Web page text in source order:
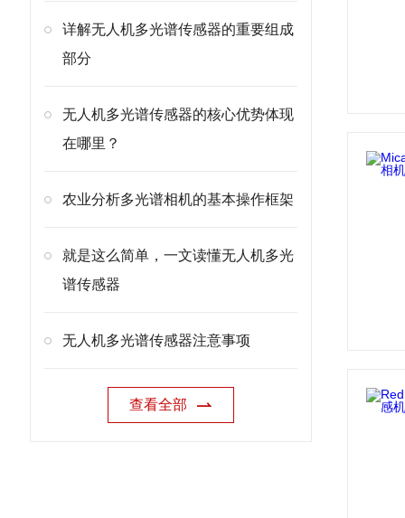
详解无人机多光谱传感器的重要组成
部分
无人机多光谱传感器的核心优势体现
在哪里？
农业分析多光谱相机的基本操作框架
就是这么简单，一文读懂无人机多光
谱传感器
无人机多光谱传感器注意事项
查看全部